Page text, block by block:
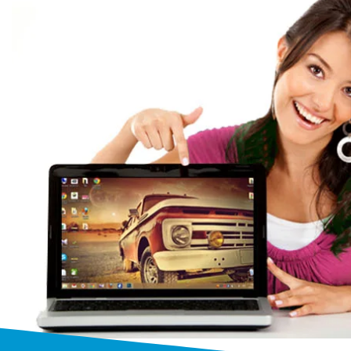
Ремонт
профессия
Мы выполняем ремонт
моделей и производителей